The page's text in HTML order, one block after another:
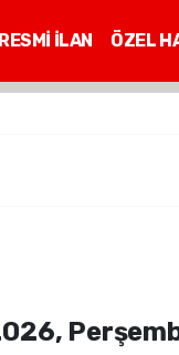
RESMİ İLAN ÖZEL